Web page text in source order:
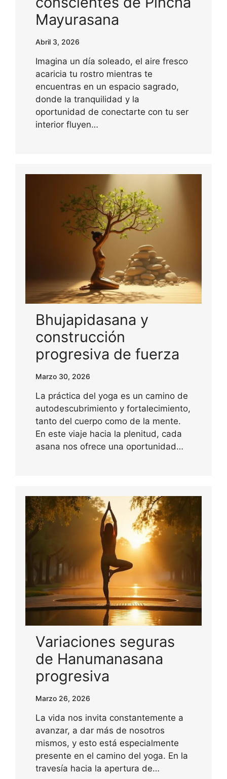
Mayurasana
Abril 3, 2026
Imagina un día soleado, el aire fresco
acaricia tu rostro mientras te
encuentras en un espacio sagrado,
donde la tranquilidad y la
oportunidad de conectarte con tu ser
interior fluyen…
Bhujapidasana y
construcción
progresiva de fuerza
Marzo 30, 2026
La práctica del yoga es un camino de
autodescubrimiento y fortalecimiento,
tanto del cuerpo como de la mente.
En este viaje hacia la plenitud, cada
asana nos ofrece una oportunidad…
Variaciones seguras
de Hanumanasana
progresiva
Marzo 26, 2026
La vida nos invita constantemente a
avanzar, a dar más de nosotros
mismos, y esto está especialmente
presente en el camino del yoga. En la
travesía hacia la apertura de…